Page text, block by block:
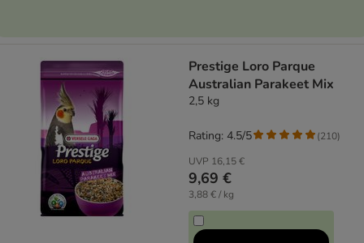
Prestige Loro Parque
Australian Parakeet Mix
2,5 kg
UVP 16,15 €
9,69 €
3,88 € / kg
Rating: 4.5/5 (210)